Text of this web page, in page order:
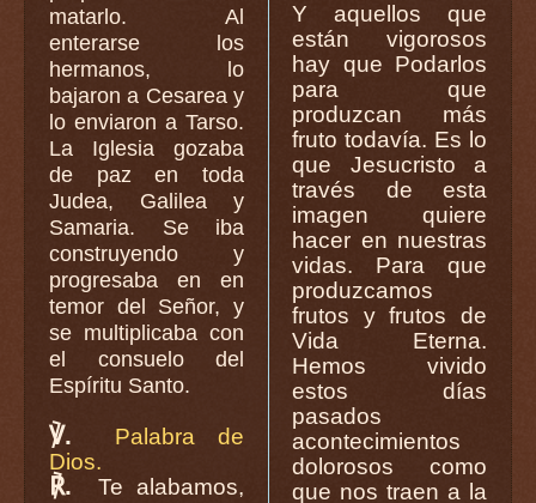
matarlo. Al
enterarse los
hermanos, lo
bajaron a Cesarea y
lo enviaron a Tarso.
La Iglesia gozaba
de paz en toda
Judea, Galilea y
Samaria. Se iba
construyendo y
progresaba en en
temor del Señor, y
se multiplicaba con
el consuelo del
Espíritu Santo.
℣.
Palabra de
Dios.
℟.
Te alabamos,
Y aquellos que
están vigorosos
hay que Podarlos
para que
produzcan más
fruto todavía. Es lo
que Jesucristo a
través de esta
imagen quiere
hacer en nuestras
vidas. Para que
produzcamos
frutos y frutos de
Vida Eterna.
Hemos vivido
estos días
pasados
acontecimientos
dolorosos como
que nos traen a la